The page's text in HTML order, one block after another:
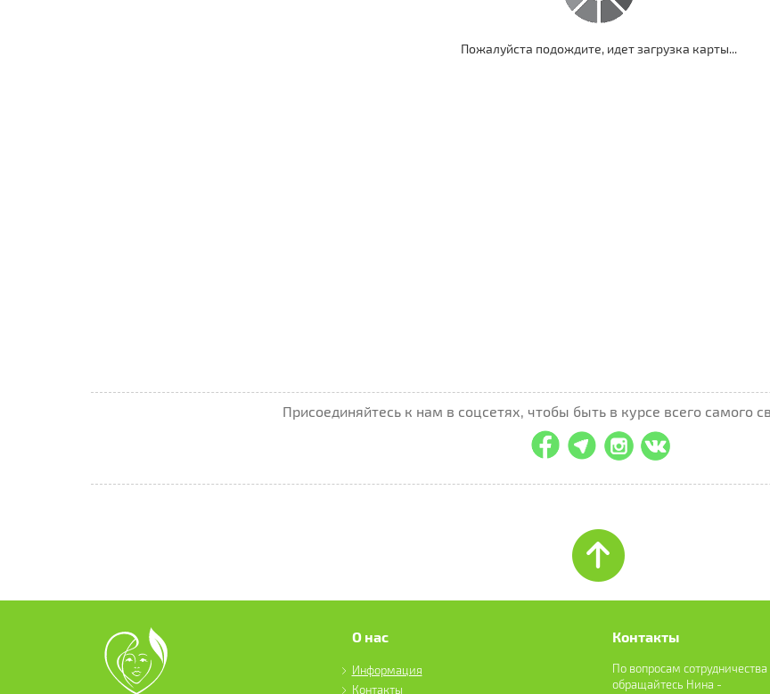
Пожалуйста подождите, идет загрузка карты...
Присоединяйтесь к нам в соцсетях, чтобы быть в курсе всего самого
О нас
Информация
Контакты
Контакты
По вопросам сотрудничества
обращайтесь Нина -